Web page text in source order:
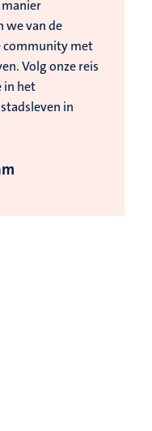
we van de
community met
Volg onze reis
in het
in